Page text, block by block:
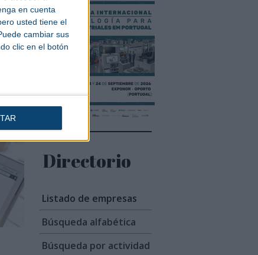
en cuenta
usted tiene el
cambiar sus
clic en el botón
Directorio
Listado de empresas
Búsqueda alfabética
Búsqueda por actividad